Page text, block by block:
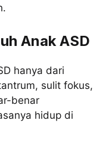
Anak ASD
hanya dari
sulit fokus,
benar
hidup di